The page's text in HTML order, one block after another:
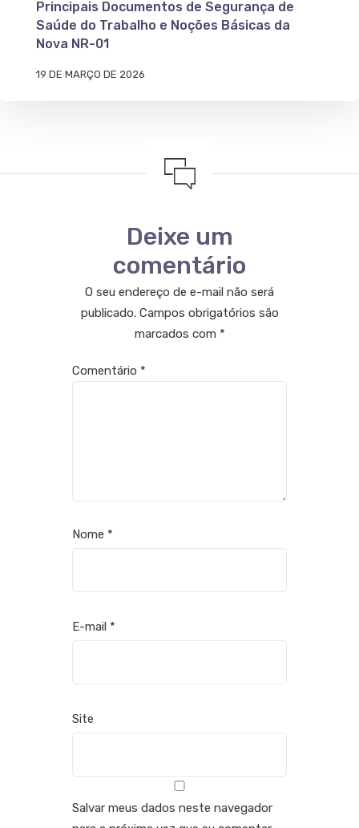
Principais Documentos de Segurança de
Saúde do Trabalho e Noções Básicas da
Nova NR-01
19 DE MARÇO DE 2026
Deixe um
comentário
O seu endereço de e-mail não será
publicado. Campos obrigatórios são
marcados com *
Comentário *
Nome *
E-mail *
Site
Salvar meus dados neste navegador